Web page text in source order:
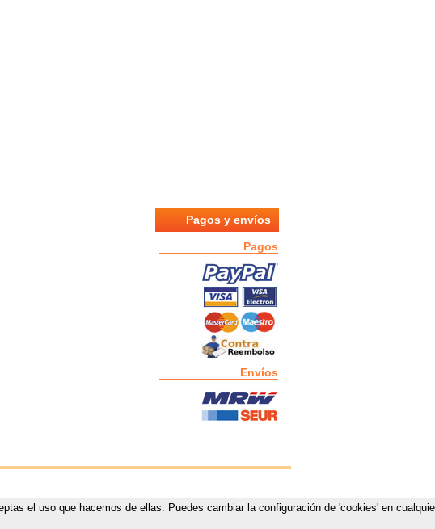
Pagos y envíos
Pagos
Envíos
el uso que hacemos de ellas. Puedes cambiar la configuración de 'cookies' en